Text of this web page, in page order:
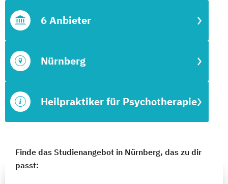
Heilpraktiker für Psychotherapie
Nürnberg
6 Anbieter
Finde das Studienangebot in Nürnberg, das zu dir
passt: